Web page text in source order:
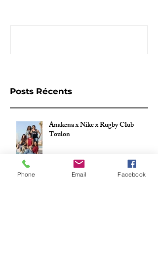
Posts Récents
Anakena x Nike x Rugby Club
Toulon
Phone Email Facebook